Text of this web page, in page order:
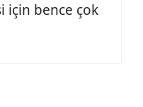
için bence çok